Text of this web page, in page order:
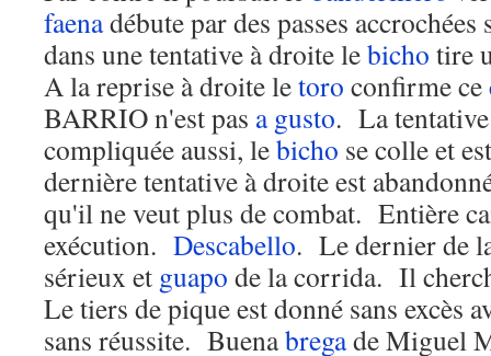
faenadébute par des passes
dans une tentative à droite lebicho tire
A la reprise à droite letoro confirme ce
BARRIO n'est pas a gusto. La tentative
compliquée aussi, lebicho se colle et
dernière tentative à droite est
qu'il ne veut plus de combat. Entière
exécution. Descabello. Le dernier de
sérieux et guapo de la corrida. Il
Le tiers de pique est donné sans excès
sans réussite. Buenabregade Miguel